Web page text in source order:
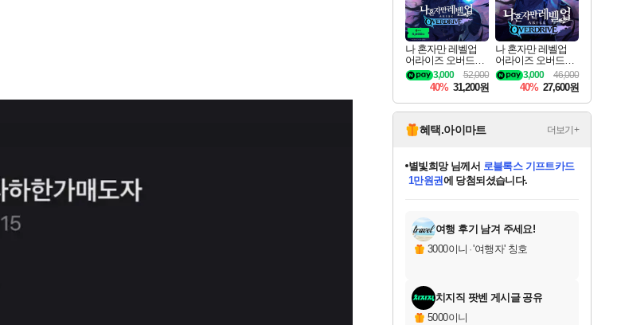
나 혼자만 레벨업
어라이즈 오버드라
이브 디럭스 에디션
Solo Leveling Arise
Overdrive Deluxe Edi
tion
52,000
3,000
40% 31,200원
나 혼자만 레벨업
어라이즈 오버드라
이브 Solo Leveling A
rise
46,000
3,000
40% 27,600원
혜택.아이마트 더보기+
교환.
당첨되셨습니다.
당첨되셨습니다.
당첨되셨습니다.
별빛희망님께서 로블록스 기프트카드
1만원권에 당첨되셨습니다.
당첨되셨습니다.
당첨되셨습니다.
당첨되셨습니다.
당첨되셨습니다.
에디션 (스팀코드) 를 교환.
당첨되셨습니다.
여행 후기 남겨 주세요!
3000이니 ·'여행자' 칭호
치지직 팟벤 게시글 공유
5000이니